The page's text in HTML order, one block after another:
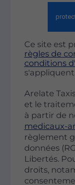
Ce site est
règles de
conditions
Arelate
et le
à partir de
medicaux-
règlement
données
Libertés.
droits,